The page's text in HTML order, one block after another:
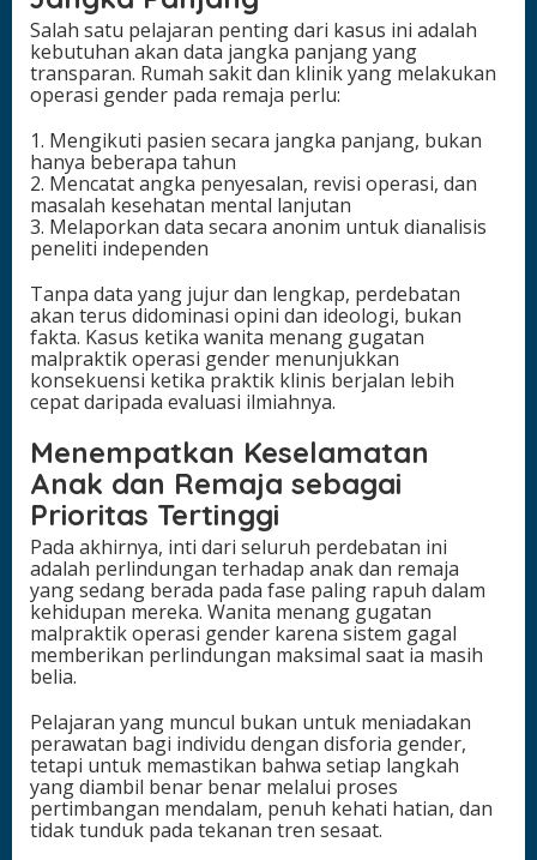
Salah satu pelajaran penting dari kasus ini adalah
kebutuhan akan data jangka panjang yang
transparan. Rumah sakit dan klinik yang melakukan
operasi gender pada remaja perlu:
1. Mengikuti pasien secara jangka panjang, bukan
hanya beberapa tahun
2. Mencatat angka penyesalan, revisi operasi, dan
masalah kesehatan mental lanjutan
3. Melaporkan data secara anonim untuk dianalisis
peneliti independen
Tanpa data yang jujur dan lengkap, perdebatan
akan terus didominasi opini dan ideologi, bukan
fakta. Kasus ketika wanita menang gugatan
malpraktik operasi gender menunjukkan
konsekuensi ketika praktik klinis berjalan lebih
cepat daripada evaluasi ilmiahnya.
Menempatkan Keselamatan
Anak dan Remaja sebagai
Prioritas Tertinggi
Pada akhirnya, inti dari seluruh perdebatan ini
adalah perlindungan terhadap anak dan remaja
yang sedang berada pada fase paling rapuh dalam
kehidupan mereka. Wanita menang gugatan
malpraktik operasi gender karena sistem gagal
memberikan perlindungan maksimal saat ia masih
belia.
Pelajaran yang muncul bukan untuk meniadakan
perawatan bagi individu dengan disforia gender,
tetapi untuk memastikan bahwa setiap langkah
yang diambil benar benar melalui proses
pertimbangan mendalam, penuh kehati hatian, dan
tidak tunduk pada tekanan tren sesaat.